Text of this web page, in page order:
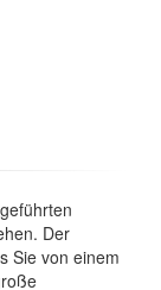
Der
Sie von einem